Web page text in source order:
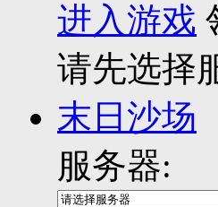
进入游戏
请先选择
末日沙场
服务器: